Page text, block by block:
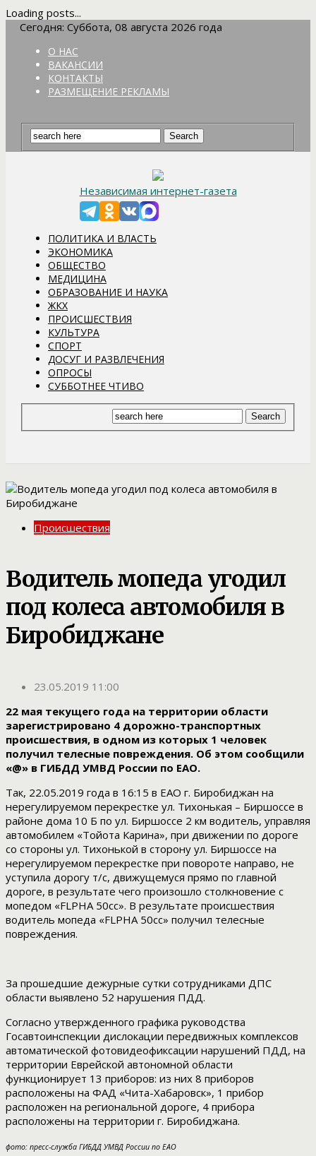
Loading posts...
Сегодня: Суббота, 08 августа 2026 года
О НАС
ВАКАНСИИ
КОНТАКТЫ
РАЗМЕЩЕНИЕ РЕКЛАМЫ
Независимая интернет-газета
ПОЛИТИКА И ВЛАСТЬ
ЭКОНОМИКА
ОБЩЕСТВО
МЕДИЦИНА
ОБРАЗОВАНИЕ И НАУКА
ЖКХ
ПРОИСШЕСТВИЯ
КУЛЬТУРА
СПОРТ
ДОСУГ И РАЗВЛЕЧЕНИЯ
ОПРОСЫ
СУББОТНЕЕ ЧТИВО
Происшествия
Водитель мопеда угодил
под колеса автомобиля в
Биробиджане
23.05.2019 11:00
22 мая текущего года на территории области
зарегистрировано 4 дорожно-транспортных
происшествия, в одном из которых 1 человек
получил телесные повреждения. Об этом сообщили
«@» в ГИБДД УМВД России по ЕАО.
Так, 22.05.2019 года в 16:15 в ЕАО г. Биробиджан на
нерегулируемом перекрестке ул. Тихонькая – Биршоссе в
районе дома 10 Б по ул. Биршоссе 2 км водитель, управляя
автомобилем «Тойота Карина», при движении по дороге
со стороны ул. Тихонькой в сторону ул. Биршоссе на
нерегулируемом перекрестке при повороте направо, не
уступила дорогу т/с, движущемуся прямо по главной
дороге, в результате чего произошло столкновение с
мопедом «FLPHA 50cc». В результате происшествия
водитель мопеда «FLPHA 50cc» получил телесные
повреждения.
За прошедшие дежурные сутки сотрудниками ДПС
области выявлено 52 нарушения ПДД.
Согласно утвержденного графика руководства
Госавтоинспекции дислокации передвижных комплексов
автоматической фотовидеофиксации нарушений ПДД, на
территории Еврейской автономной области
функционирует 13 приборов: из них 8 приборов
расположены на ФАД «Чита-Хабаровск», 1 прибор
расположен на региональной дороге, 4 прибора
расположены на территории г. Биробиджана.
фото: пресс-служба ГИБДД УМВД России по ЕАО